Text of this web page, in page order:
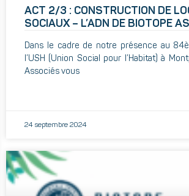
ACT 2/3 : CONSTRUCTION DE
SOCIAUX – L’ADN DE BIOTOPE
Dans le cadre de notre présence au
l’USH (Union Social pour l’Habitat) à
Associés vous
24 septembre 2024